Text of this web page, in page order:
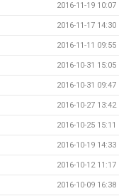
2016-11-19 10:07
2016-11-17 14:30
2016-11-11 09:55
2016-10-31 15:05
2016-10-31 09:47
2016-10-27 13:42
2016-10-25 15:11
2016-10-19 14:33
2016-10-12 11:17
2016-10-09 16:38